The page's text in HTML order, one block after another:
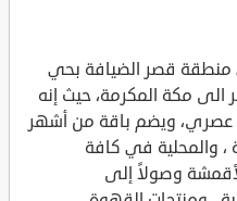
قصر الضيافة بحي
الى مكة المكرمة، حيث إنه
عصري، ويضم باقة من أشهر
، والمحلية في كافة
وصولاً إلى